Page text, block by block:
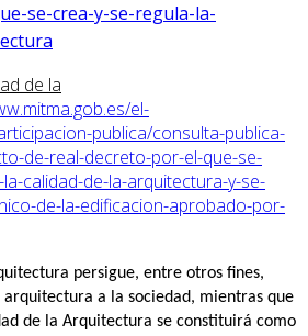
se-crea-y-se-regula-la-
de la
el-
publica/consulta-publica-
de-real-decreto-por-el-que-se-
calidad-de-la-arquitectura-y-se-
de-la-edificacion-aprobado-por-
persigue, entre otros fines,
a la sociedad, mientras que
de la Arquitectura se constituirá como